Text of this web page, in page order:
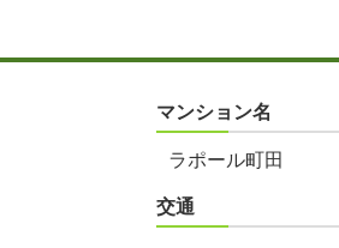
マンション名
ラポール町田
交通